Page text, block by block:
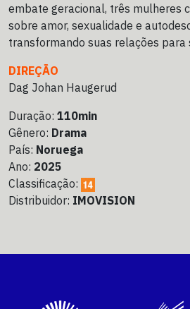
embate geracional, três mulheres
sobre amor, sexualidade e
transformando suas relações para
DIREÇÃO
Dag Johan Haugerud
Duração: 110min
Gênero: Drama
País: Noruega
Ano: 2025
Classificação:
Distribuidor: IMOVISION